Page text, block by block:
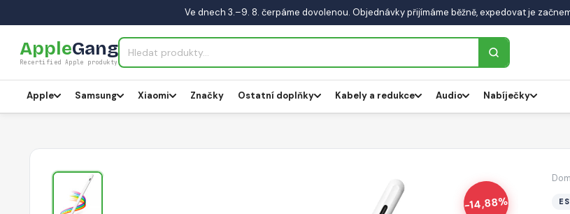
Ve dnech 3.–9. 8. čerpáme dovolenou. Objednávky přijímáme běžně, expedovat je
AppleGang
Recertified Apple produkty
Apple Samsung Xiaomi Značky Ostatní doplňky Kabely a redukce Audio Nabíječky
-14,88%